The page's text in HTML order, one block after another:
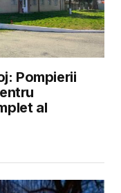
Pompierii
al